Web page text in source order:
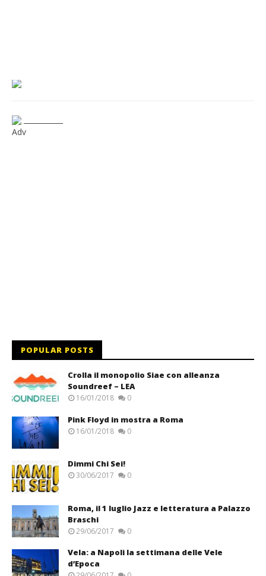
Adv
POPULAR POSTS
Crolla il monopolio Siae con alleanza
Soundreef – LEA
16/01/2018 0
Pink Floyd in mostra a Roma
16/01/2018 0
Dimmi Chi Sei!
30/06/2017 0
Roma, il 1 luglio Jazz e letteratura a Palazzo
Braschi
29/06/2017 0
Vela: a Napoli la settimana delle Vele
d’Epoca